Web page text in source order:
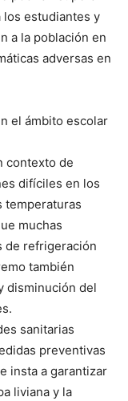
los estudiantes y
a la población en
adversas en
el ámbito escolar
contexto de
difíciles en los
temperaturas
muchas
de refrigeración
también
disminución del
sanitarias
preventivas
insta a garantizar
liviana y la